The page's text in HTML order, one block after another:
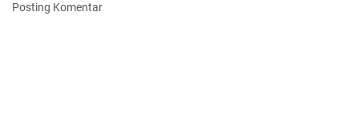
Posting Komentar